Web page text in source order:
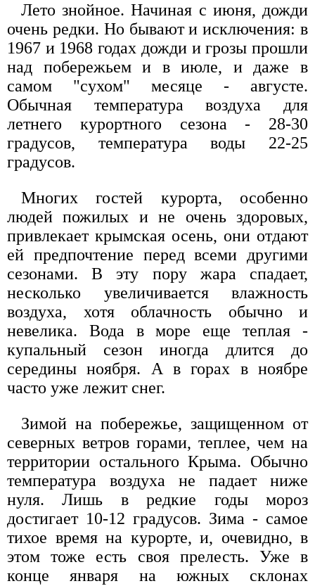
Лето знойное. Начиная с июня, дожди
очень редки. Но бывают и исключения: в
1967 и 1968 годах дожди и грозы прошли
над побережьем и в июле, и даже в
самом "сухом" месяце - августе.
Обычная температура воздуха для
летнего курортного сезона - 28-30
градусов, температура воды 22-25
градусов.
Многих гостей курорта, особенно
людей пожилых и не очень здоровых,
привлекает крымская осень, они отдают
ей предпочтение перед всеми другими
сезонами. В эту пору жара спадает,
несколько увеличивается влажность
воздуха, хотя облачность обычно и
невелика. Вода в море еще теплая -
купальный сезон иногда длится до
середины ноября. А в горах в ноябре
часто уже лежит снег.
Зимой на побережье, защищенном от
северных ветров горами, теплее, чем на
территории остального Крыма. Обычно
температура воздуха не падает ниже
нуля. Лишь в редкие годы мороз
достигает 10-12 градусов. Зима - самое
тихое время на курорте, и, очевидно, в
этом тоже есть своя прелесть. Уже в
конце января на южных склонах